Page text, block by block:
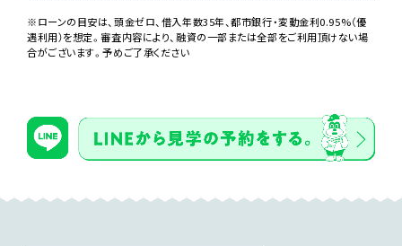
大きな室内窓を設置して、室内に抜け感をつくりました。
※ローンの目安は、頭金ゼロ、借入年数35年、都市銀行・変動金利0.95%（優
遇利用）を想定。審査内容により、融資の一部または全部をご利用頂けない場
合がございます。予めご了承ください